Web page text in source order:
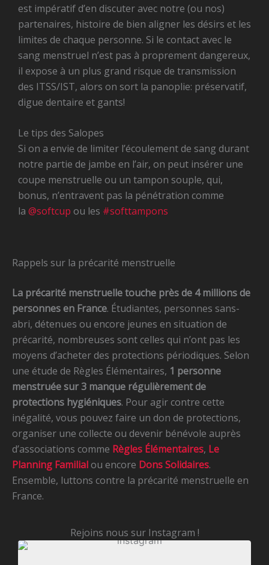
est impératif d’en discuter avec notre (ou nos)
partenaires, histoire de bien aligner les désirs et les
limites de chaque personne. Si le contact avec le
sang menstruel n’est pas à proprement dangereux,
il expose à un plus grand risque de transmission
des ITSS/IST, alors on sort la panoplie: préservatif,
digue dentaire et gants!
Le tips des Salopes
Si on a envie de limiter l’écoulement de sang durant
notre partie de jambe en l’air, on peut insérer une
coupe menstruelle ou un tampon souple, qui,
bonus, n’entravent pas la pénétration comme
la @softcup ou les #softtampons
Rappels sur la précarité menstruelle
La précarité menstruelle touche près de 4 millions de
personnes en France. Étudiantes, personnes sans-
abri, détenues ou encore jeunes en situation de
précarité, nombreuses sont celles qui n’ont pas les
moyens d’acheter des protections périodiques. Selon
une étude de Règles Élémentaires, 1 personne
menstruée sur 3 manque régulièrement de
protections hygiéniques. Pour agir contre cette
inégalité, vous pouvez faire un don de protections,
organiser une collecte ou devenir bénévole auprès
d’associations comme Règles Élémentaires, Le
Planning Familialou encore Dons Solidaires.
Ensemble, luttons contre la précarité menstruelle en
France.
Rejoins nous sur Instagram !